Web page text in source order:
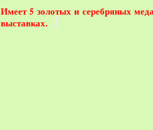
Имеет 5 золотых и серебряных
выставках.